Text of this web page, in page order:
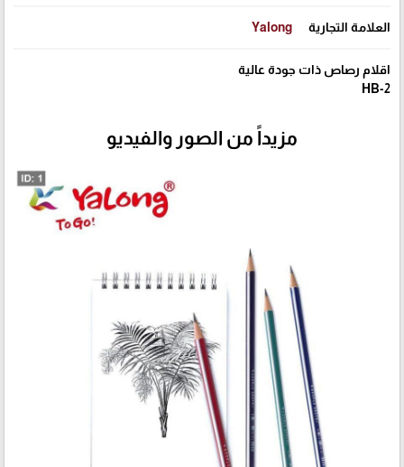
العلامة التجارية Yalong
اقلام رصاص ذات جودة عالية
HB-2
مزيداً من الصور والفيديو